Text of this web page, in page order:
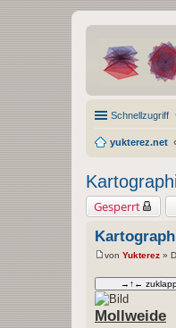
Schnellzugriff
yukterez.net
Gesperrt
t
r
a
von Yukterez »
Mollweide